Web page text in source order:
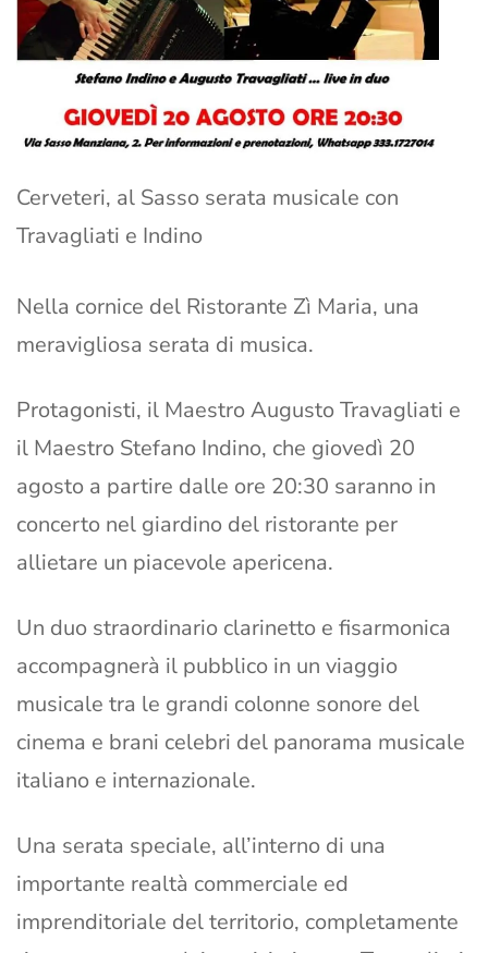
Cerveteri, al Sasso serata musicale con
Travagliati e Indino
Nella cornice del Ristorante Zì Maria, una
meravigliosa serata di musica.
Protagonisti, il Maestro Augusto Travagliati e
il Maestro Stefano Indino, che giovedì 20
agosto a partire dalle ore 20:30 saranno in
concerto nel giardino del ristorante per
allietare un piacevole apericena.
Un duo straordinario clarinetto e fisarmonica
accompagnerà il pubblico in un viaggio
musicale tra le grandi colonne sonore del
cinema e brani celebri del panorama musicale
italiano e internazionale.
Una serata speciale, all’interno di una
importante realtà commerciale ed
imprenditoriale del territorio, completamente